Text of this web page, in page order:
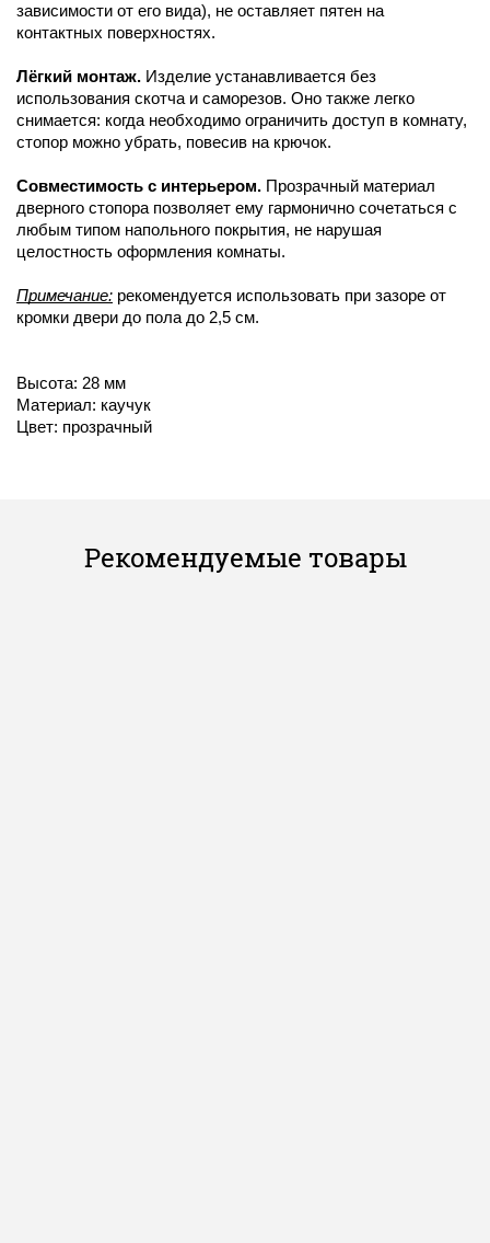
зависимости от его вида), не оставляет пятен на
контактных поверхностях.
Лёгкий монтаж. Изделие устанавливается без
использования скотча и саморезов. Оно также легко
снимается: когда необходимо ограничить доступ в комнату,
стопор можно убрать, повесив на крючок.
Совместимость с интерьером. Прозрачный материал
дверного стопора позволяет ему гармонично сочетаться с
любым типом напольного покрытия, не нарушая
целостность оформления комнаты.
Примечание: рекомендуется использовать при зазоре от
кромки двери до пола до 2,5 см.
Высота: 28 мм
Материал: каучук
Цвет: прозрачный
Рекомендуемые товары